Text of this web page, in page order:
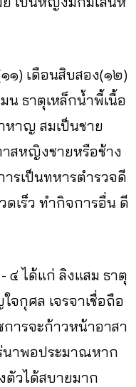
๑) เดือนสิบสอง(๑๒)
น ธาตุเหล็กน้ำพี้เนื้อ
หาญ สมเป็นชาย
สหญิงชายหรือช้าง
รเป็นทหารตำรวจดี
ดเร็ว ทำกิจการอื่น ดี
๔ ได้แก่ ลิงแสม ธาตุ
จกุศล เจรจาเชื่อถือ
ารจะก้าวหน้าอาสา
นาพอประมาณหาก
ตัวได้สบายมาก